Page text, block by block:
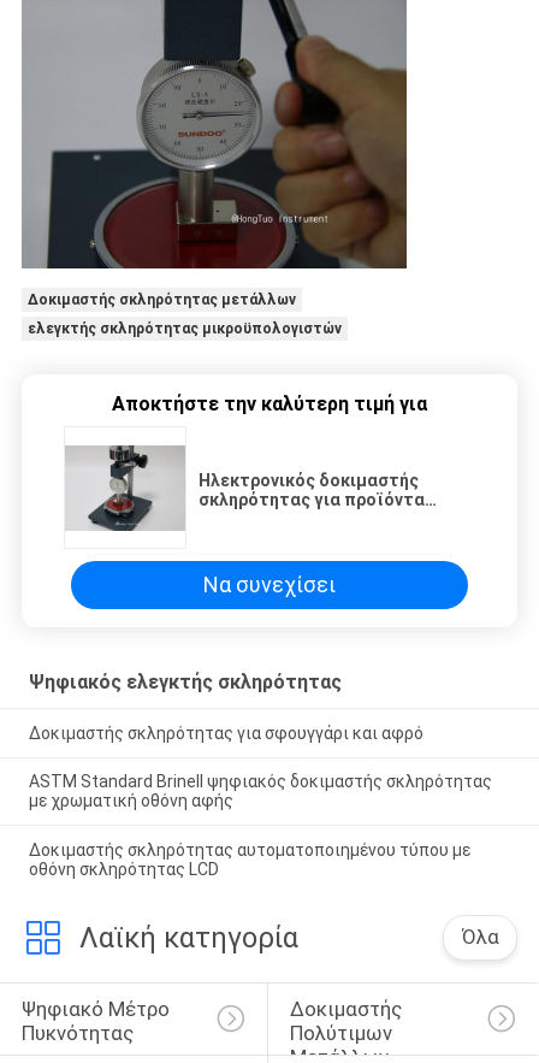
Δοκιμαστής σκληρότητας μετάλλων
ελεγκτής σκληρότητας μικροϋπολογιστών
Αποκτήστε την καλύτερη τιμή για
Ηλεκτρονικός δοκιμαστής
σκληρότητας για προϊόντα
Να συνεχίσει
Ψηφιακός ελεγκτής σκληρότητας
Δοκιμαστής σκληρότητας για σφουγγάρι και αφρό
ASTM Standard Brinell ψηφιακός δοκιμαστής σκληρότητας
με χρωματική οθόνη αφής
Δοκιμαστής σκληρότητας αυτοματοποιημένου τύπου με
οθόνη σκληρότητας LCD
Λαϊκή κατηγορία Όλα
Ψηφιακό Μέτρο
Πυκνότητας
Δοκιμαστής
Πολύτιμων
Μετάλλων